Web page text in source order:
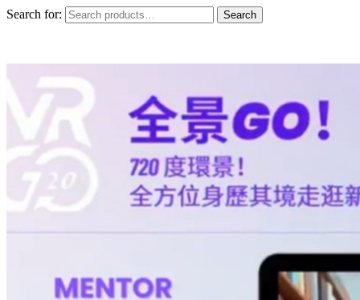
Search for: Search